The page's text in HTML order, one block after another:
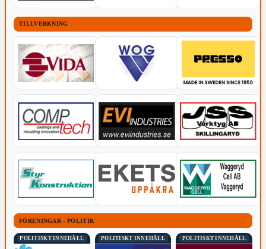
TILLVERKNING
FÖRENINGAR - POLITIK
POLITISKT INNEHÅLL POLITISKT INNEHÅLL POLITISKT INNEHÅLL